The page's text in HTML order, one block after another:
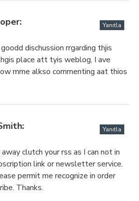
Yanıtla
dischussion rrgarding thjis
place att tyis weblog, I ave
mme alkso commenting aat thios
Yanıtla
clutch your rss as I can not in
link or newsletter service.
permit me recognize in order
Thanks.